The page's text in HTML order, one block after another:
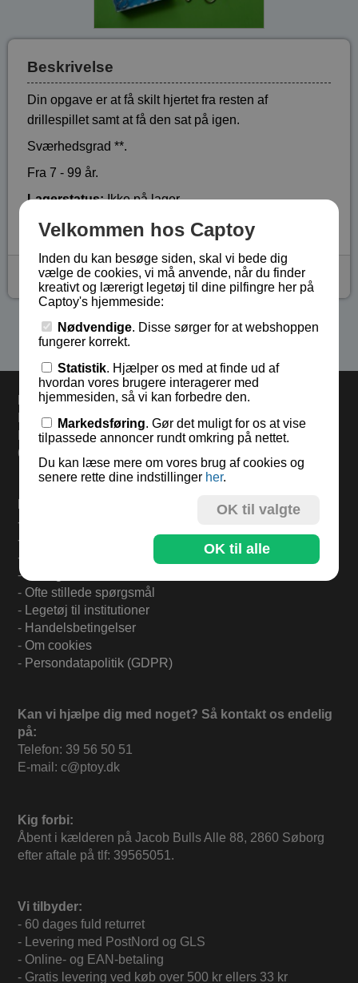
Beskrivelse
Din opgave er at få skilt hjertet fra resten af
drillespillet samt at få den sat på igen.
Sværhedsgrad **.
Fra 7 - 99 år.
Lagerstatus:Ikke på lager
kr 35,-
Se flere produkter i kategorien Metal drillespil
Levering
Bestil inden kl 13.00 og varerne sendes i dag fredag.
Levering 33,- eller gratis ved køb over 500,-.
60 dages returret.
-
-
-
-
- Ofte stillede spørgsmål
- Legetøj til institutioner
- Handelsbetingelser
- Om cookies
- Persondatapolitik (GDPR)
Kan vi hjælpe dig med noget? Så kontakt os endelig
på:
Telefon: 39 56 50 51
E-mail: c@ptoy.dk
Kig forbi:
Åbent i kælderen på Jacob Bulls Alle 88, 2860 Søborg
efter aftale på tlf: 39565051.
Vi tilbyder:
- 60 dages fuld returret
- Levering med PostNord og GLS
- Online- og EAN-betaling
- Gratis levering ved køb over 500 kr ellers 33 kr
Velkommen hos Captoy
Inden du kan besøge siden, skal vi bede dig
vælge de cookies, vi må anvende, når du finder
kreativt og lærerigt legetøj til dine pilfingre her på
Captoy's hjemmeside:
Nødvendige. Disse sørger for at webshoppen
fungerer korrekt.
Statistik. Hjælper os med at finde ud af
hvordan vores brugere interagerer med
hjemmesiden, så vi kan forbedre den.
Markedsføring. Gør det muligt for os at vise
tilpassede annoncer rundt omkring på nettet.
Du kan læse mere om vores brug af cookies og
senere rette dine indstillinger her.
OK til valgte
OK til alle